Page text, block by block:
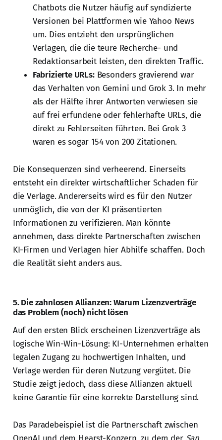
Chatbots die Nutzer häufig auf syndizierte
Versionen bei Plattformen wie Yahoo News
um. Dies entzieht den ursprünglichen
Verlagen, die die teure Recherche- und
Redaktionsarbeit leisten, den direkten Traffic.
Fabrizierte URLs:Besonders gravierend war
das Verhalten von Gemini und Grok 3. In mehr
als der Hälfte ihrer Antworten verwiesen sie
auf frei erfundene oder fehlerhafte URLs, die
direkt zu Fehlerseiten führten. Bei Grok 3
waren es sogar 154 von 200 Zitationen.
Die Konsequenzen sind verheerend. Einerseits
entsteht ein direkter wirtschaftlicher Schaden für
die Verlage. Andererseits wird es für den Nutzer
unmöglich, die von der KI präsentierten
Informationen zu verifizieren. Man könnte
annehmen, dass direkte Partnerschaften zwischen
KI-Firmen und Verlagen hier Abhilfe schaffen. Doch
die Realität sieht anders aus.
5. Die zahnlosen Allianzen: Warum Lizenzverträge
das Problem (noch) nicht lösen
Auf den ersten Blick erscheinen Lizenzverträge als
logische Win-Win-Lösung: KI-Unternehmen erhalten
legalen Zugang zu hochwertigen Inhalten, und
Verlage werden für deren Nutzung vergütet. Die
Studie zeigt jedoch, dass diese Allianzen aktuell
keine Garantie für eine korrekte Darstellung sind.
Das Paradebeispiel ist die Partnerschaft zwischen